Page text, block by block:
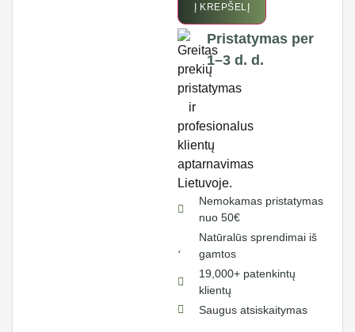
Į KREPŠELĮ
Pristatymas per
1–3 d. d.
Nemokamas pristatymas
nuo 50€
Natūralūs sprendimai iš
gamtos
19,000+ patenkintų
klientų
Saugus atsiskaitymas